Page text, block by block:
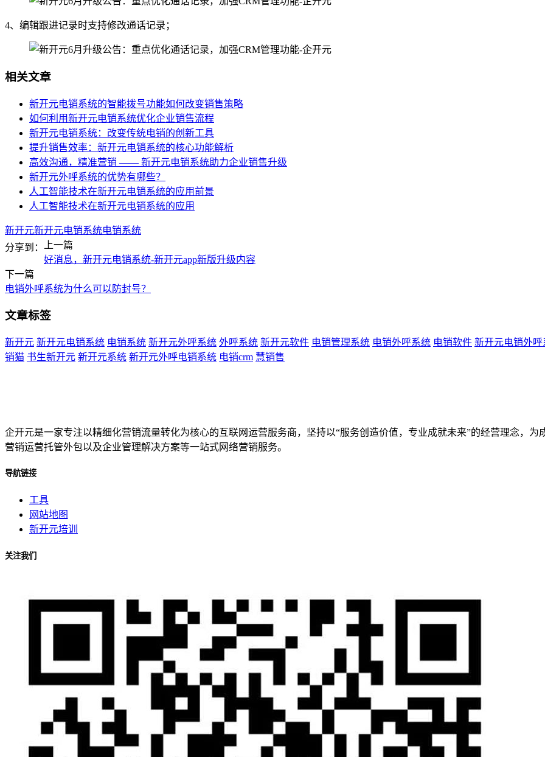
4、编辑跟进记录时支持修改通话记录；
相关文章
新开元电销系统的智能拨号功能如何改变销售策略
如何利用新开元电销系统优化企业销售流程
新开元电销系统：改变传统电销的创新工具
提升销售效率：新开元电销系统的核心功能解析
高效沟通，精准营销 —— 新开元电销系统助力企业销售升级
新开元外呼系统的优势有哪些？
人工智能技术在新开元电销系统的应用前景
人工智能技术在新开元电销系统的应用
新开元新开元电销系统电销系统
分享到：
上一篇
好消息，新开元电销系统-新开元app新版升级内容
下一篇
电销外呼系统为什么可以防封号？
文章标签
新开元 新开元电销系统 电销系统 新开元外呼系统 外呼系统 新开元软件 电销管理系统 电销外呼系统 电销软件 新开元电销外呼
销猫 书生新开元 新开元系统 新开元外呼电销系统 电销crm 慧销售
企开元是一家专注以精细化营销流量转化为核心的互联网运营服务商，坚持以“服务创造价值，专业成就未来”的经营理念，
营销运营托管外包以及企业管理解决方案等一站式网络营销服务。
导航链接
工具
网站地图
新开元培训
关注我们